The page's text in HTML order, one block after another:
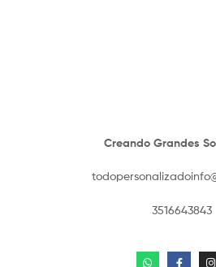
Creando Grandes
3516643843